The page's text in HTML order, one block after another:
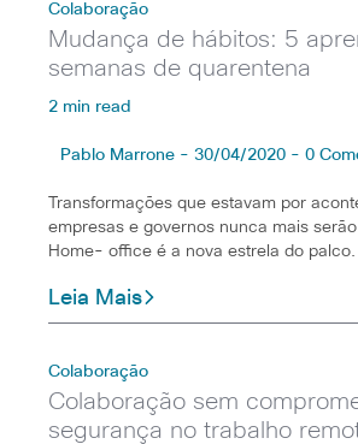
Colaboração
Mudança de hábitos: 5
semanas de quarentena
2 min read
Pablo Marrone - 30/04/2020 - 0
Transformações que estavam por
empresas e governos nunca mais
Home- office é a nova estrela do palco.
Leia Mais
Colaboração
Colaboração sem
segurança no trabalho